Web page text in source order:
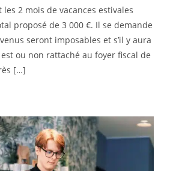
2 mois de vacances estivales
proposé de 3 000 €. Il se demande
seront imposables et s’il y aura
ou non rattaché au foyer fiscal de
[…]